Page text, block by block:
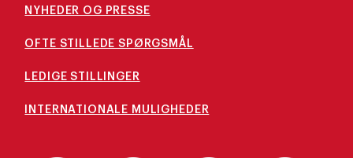
NYHEDER OG PRESSE
OFTE STILLEDE SPØRGSMÅL
LEDIGE STILLINGER
INTERNATIONALE MULIGHEDER